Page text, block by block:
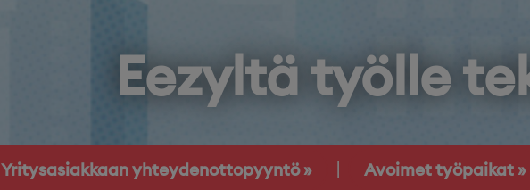
Eezyltä työlle
Yritysasiakkaan yhteydenottopyyntö Avoimet työpaikat